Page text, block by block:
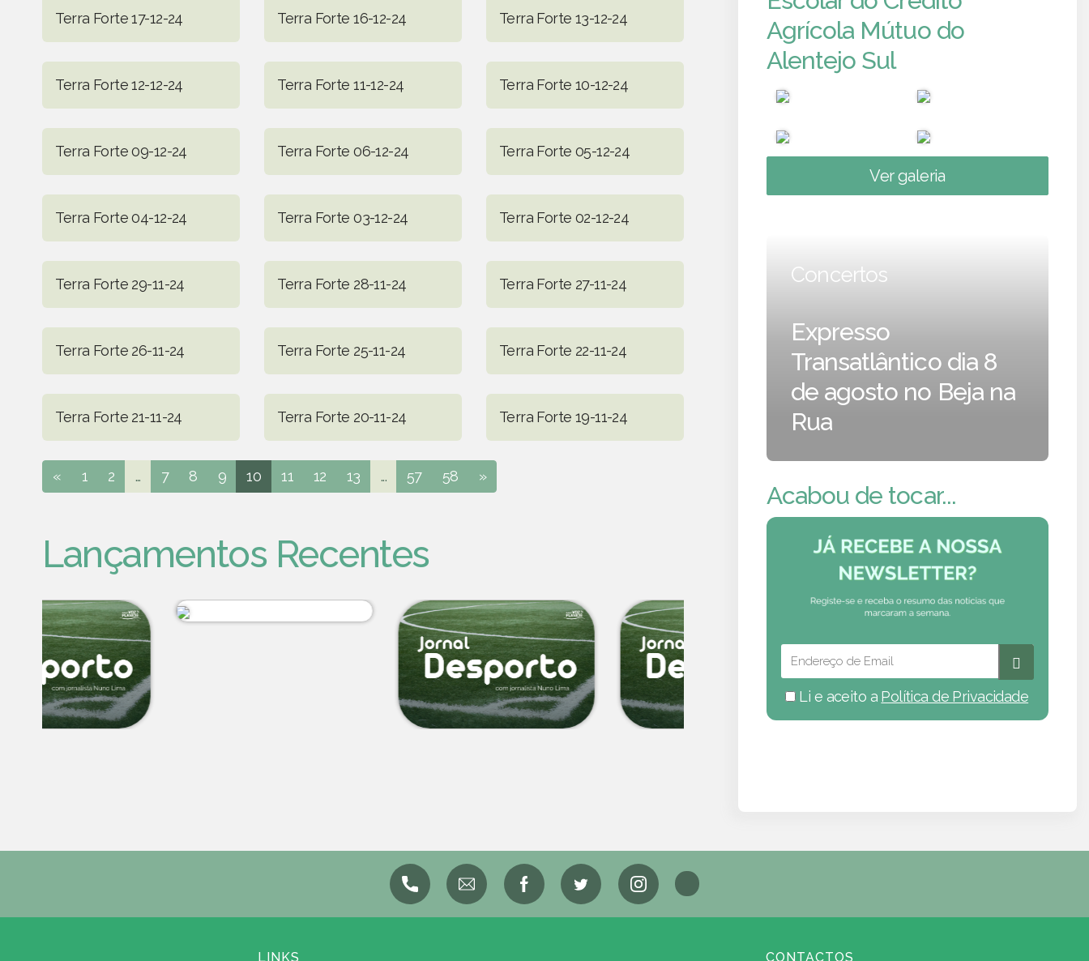
Terra Forte 17-12-24 Terra Forte 16-12-24 Terra Forte 13-12-24
Terra Forte 12-12-24 Terra Forte 11-12-24 Terra Forte 10-12-24
Terra Forte 09-12-24 Terra Forte 06-12-24 Terra Forte 05-12-24
Terra Forte 04-12-24 Terra Forte 03-12-24 Terra Forte 02-12-24
Terra Forte 29-11-24 Terra Forte 28-11-24 Terra Forte 27-11-24
Terra Forte 26-11-24 Terra Forte 25-11-24 Terra Forte 22-11-24
Terra Forte 21-11-24 Terra Forte 20-11-24 Terra Forte 19-11-24
« 1 2 ... 7 8 9 10 11 12 13 ... 57 58 »
Lançamentos Recentes
Agrícola Mútuo do
Alentejo Sul
Ver galeria
Concertos
Expresso
Transatlântico dia 8
de agosto no Beja na
Rua
Acabou de tocar...
Li e aceito a Política de Privacidade
LINKS CONTACTOS